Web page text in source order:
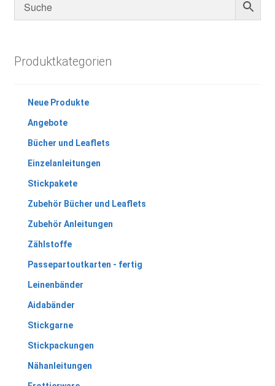
Produktkategorien
Neue Produkte
Angebote
Bücher und Leaflets
Einzelanleitungen
Stickpakete
Zubehör Bücher und Leaflets
Zubehör Anleitungen
Zählstoffe
Passepartoutkarten - fertig
Leinenbänder
Aidabänder
Stickgarne
Stickpackungen
Nähanleitungen